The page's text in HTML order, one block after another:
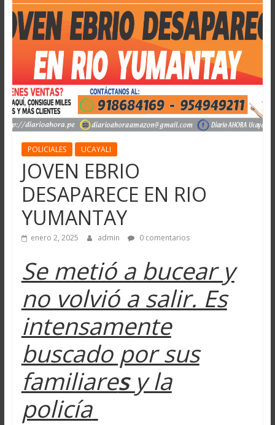
POLICIALES UCAYALI
JOVEN EBRIO
DESAPARECE EN RIO
YUMANTAY
enero 2, 2025 admin 0 comentarios
Se metió a bucear y
no volvió a salir. Es
intensamente
buscado por sus
familiares y la
policía